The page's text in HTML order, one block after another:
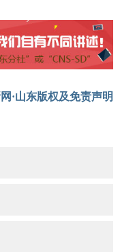
·山东版权及免责声明